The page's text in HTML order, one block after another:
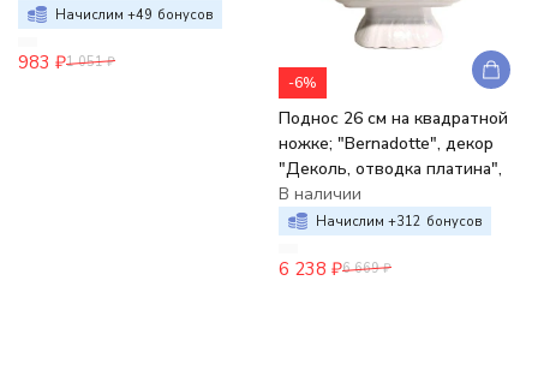
Начислим +49 бонусов
983 ₽1 051 ₽
-6%
Поднос 26 см на квадратной
ножке; "Bernadotte", декор
"Деколь, отводка платина",
В наличии
Начислим +312 бонусов
6 238 ₽6 669 ₽